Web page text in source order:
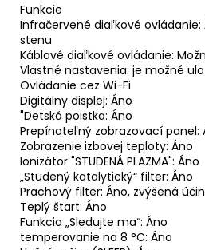
Funkcie
Infračervené diaľkové ovládanie:
stenu
Káblové diaľkové ovládanie:
Vlastné nastavenia: je možné
Ovládanie cez Wi-Fi
Digitálny displej: Áno
"Detská poistka: Áno
Prepínateľný zobrazovací panel:
Zobrazenie izbovej teploty: Áno
Ionizátor "STUDENÁ PLAZMA": Áno
„Studený katalytický“ filter: Áno
Prachový filter: Áno, zvýšená
Teplý štart: Áno
Funkcia „Sledujte ma“: Áno
temperovanie na 8 °C: Áno